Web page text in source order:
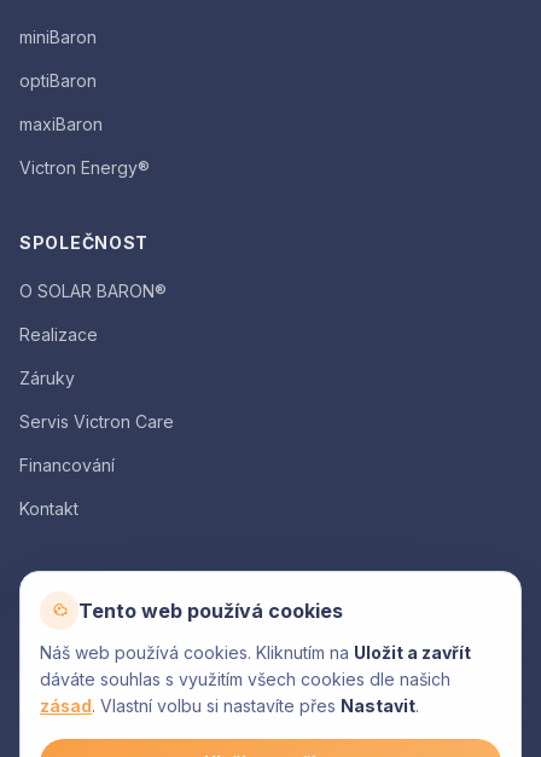
miniBaron
optiBaron
maxiBaron
Victron Energy®
SPOLEČNOST
O SOLAR BARON®
Realizace
Záruky
Servis Victron Care
Financování
Kontakt
AKCE
Kalkulačka
Poptávka
Moje nabídka
Tento web používá cookies
Náš web používá cookies. Kliknutím na Uložit a zavřít
dáváte souhlas s využitím všech cookies dle našich
zásad. Vlastní volbu si nastavíte přes Nastavit.